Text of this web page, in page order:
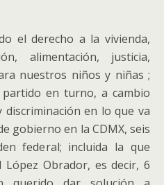
el derecho a la vivienda,
alimentación, justicia,
nuestros niños y niñas ;
en turno, a cambio
en lo que va
gobierno en la CDMX, seis
federal; incluida la que
López Obrador, es decir, 6